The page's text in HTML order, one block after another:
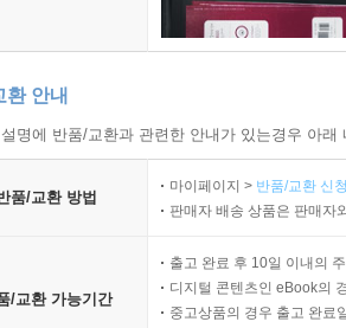
환 안내
명에 반품/교환과 관련한 안내가 있는경우 아
품/교환 방법
마이페이지 > 반품/교환 신
판매자 배송 상품은 판매자
/교환 가능기간
출고 완료 후 10일 이내의
디지털 콘텐츠인 eBook의
중고상품의 경우 출고 완료